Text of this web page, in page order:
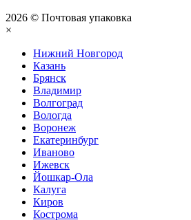
2026 © Почтовая упаковка
×
Нижний Нoвгород
Казань
Брянск
Владимир
Волгоград
Вологда
Воронеж
Екатеринбург
Иваново
Ижевск
Йошкар-Ола
Калуга
Киров
Кострома